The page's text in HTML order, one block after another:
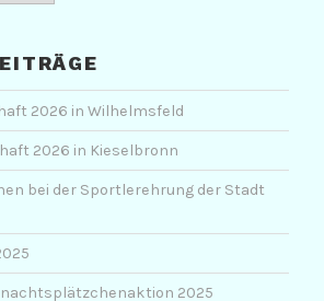
2026 in Wilhelmsfeld
2026 in Kieselbronn
bei der Sportlerehrung der Stadt
2025